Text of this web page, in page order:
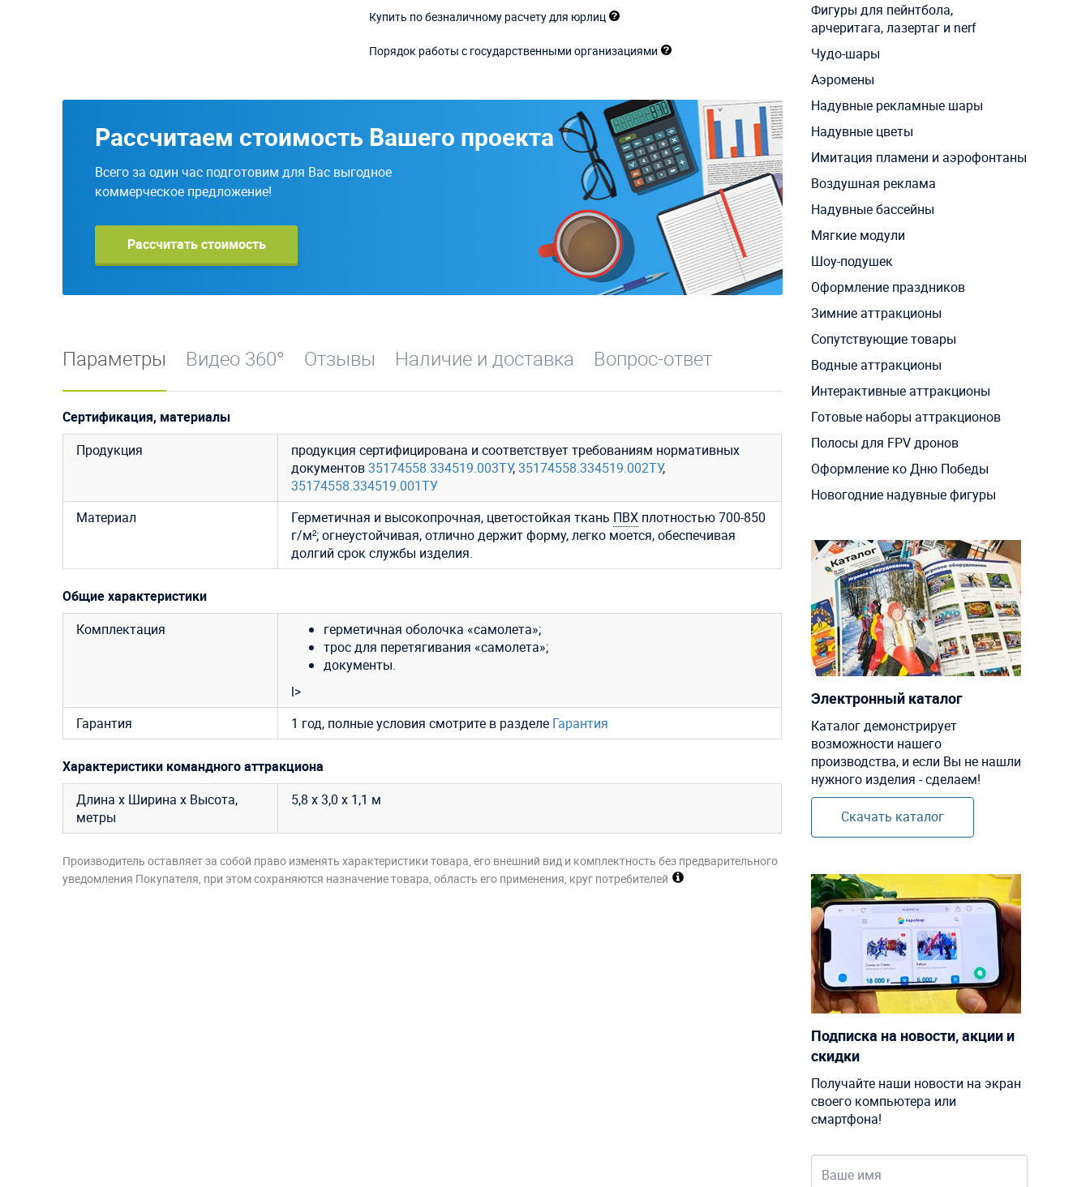
Купить по безналичному расчету для юрлиц
Порядок работы с государственными организациями
Рассчитаем стоимость Вашего проекта
Всего за один час подготовим для Вас выгодное
коммерческое предложение!
Рассчитать стоимость
Параметры Видео 360° Отзывы Наличие и доставка Вопрос-ответ
Сертификация, материалы
Продукция
продукция сертифицирована и соответствует требованиям нормативных
документов35174558.334519.003ТУ,35174558.334519.002ТУ,
35174558.334519.001ТУ
Материал
Герметичная и высокопрочная, цветостойкая ткань ПВХ плотностью 700-850
г/м²; огнеустойчивая, отлично держит форму, легко моется, обеспечивая
долгий срок службы изделия.
Общие характеристики
Комплектация
герметичная оболочка «самолета»;
трос для перетягивания «самолета»;
документы.
l>
Гарантия
1 год, полные условия смотрите в разделе Гарантия
Характеристики командного аттракциона
Длина х Ширина х Высота,
метры
5,8 х 3,0 х 1,1 м
Производитель оставляет за собой право изменять характеристики товара, его внешний вид и комплектность без предварительного
уведомления Покупателя, при этом сохраняются назначение товара, область его применения, круг потребителей
Фигуры для пейнтбола,
арчеритага, лазертаг и nerf
Чудо-шары
Аэромены
Надувные рекламные шары
Надувные цветы
Имитация пламени и аэрофонтаны
Воздушная реклама
Надувные бассейны
Мягкие модули
Шоу-подушек
Оформление праздников
Зимние аттракционы
Сопутствующие товары
Водные аттракционы
Интерактивные аттракционы
Готовые наборы аттракционов
Полосы для FPV дронов
Оформление ко Дню Победы
Новогодние надувные фигуры
Электронный каталог
Каталог демонстрирует
возможности нашего
производства, и если Вы не нашли
нужного изделия - сделаем!
Скачать каталог
Подписка на новости, акции и
скидки
Получайте наши новости на экран
своего компьютера или
смартфона!